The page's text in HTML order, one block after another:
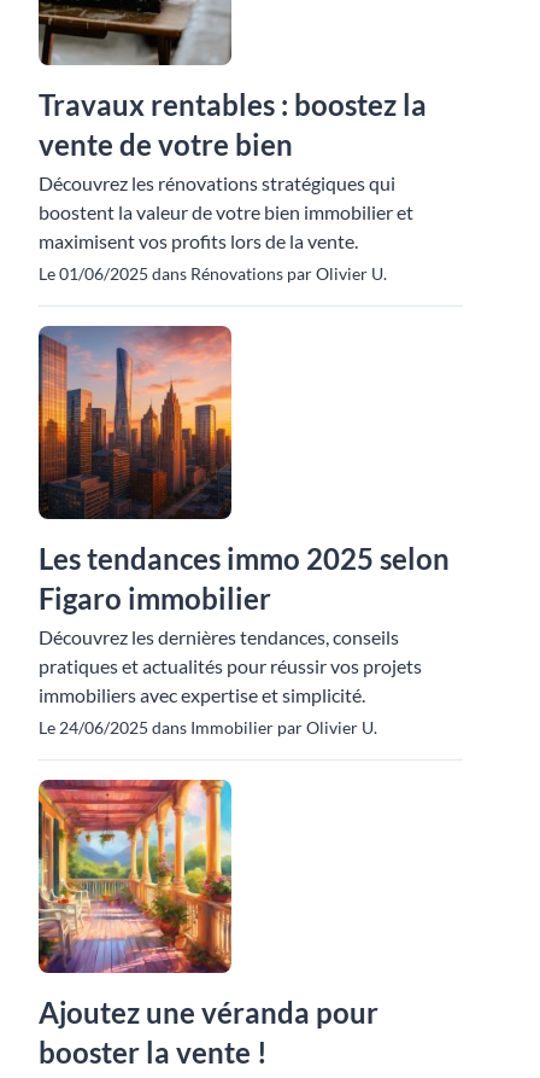
Travaux rentables : boostez la
vente de votre bien
Découvrez les rénovations stratégiques qui
boostent la valeur de votre bien immobilier et
maximisent vos profits lors de la vente.
Le 01/06/2025 dans Rénovations par Olivier U.
Les tendances immo 2025 selon
Figaro immobilier
Découvrez les dernières tendances, conseils
pratiques et actualités pour réussir vos projets
immobiliers avec expertise et simplicité.
Le 24/06/2025 dans Immobilier par Olivier U.
Ajoutez une véranda pour
booster la vente !